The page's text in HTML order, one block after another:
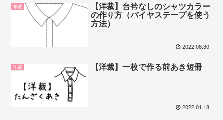
洋裁 【洋裁】台衿なしのシャツカラー
の作り方（バイヤステープを使う
方法）
2022.08.30
洋裁 【洋裁】一枚で作る前あき短冊
2022.01.18